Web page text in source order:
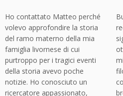
Ho contattato Matteo perché
volevo approfondire la storia
del ramo materno della mia
famiglia livornese di cui
purtroppo per i tragici eventi
della storia avevo poche
notizie. Ho conosciuto un
ricercatore appassionato,